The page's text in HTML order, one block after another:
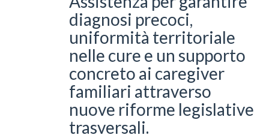
diagnosi precoci,
uniformità territoriale
nelle cure e un supporto
concreto ai caregiver
familiari attraverso
nuove riforme legislative
trasversali.